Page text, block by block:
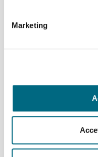
Marketing
programma domenica
stadio Luigi Ferraris,
con arrivo a via
Per saperne di più